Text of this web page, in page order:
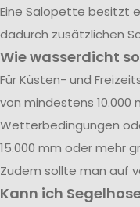
Eine Salopette besitzt
dadurch zusätzlichen
Wie wasserdicht
Für Küsten- und
von mindestens 10.000
Wetterbedingungen
15.000 mm oder mehr
Zudem sollte man auf
Kann ich